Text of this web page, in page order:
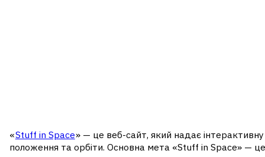
«Stuff in Space» — це веб-сайт, який надає інтерактивну
положення та орбіти. Основна мета «Stuff in Space» —